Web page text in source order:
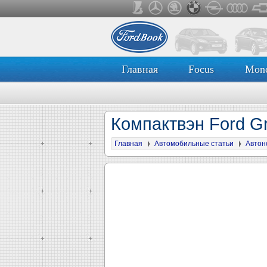
Главная Focus
Компактвэн Ford
Главная Автомобильные статьи